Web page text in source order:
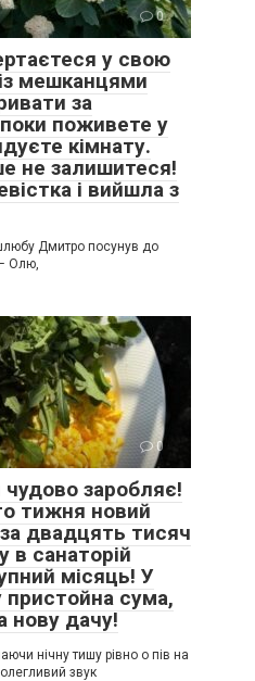
0
у свою
мешканцями
за
поживете у
кімнату.
не залишитеся!
і вийшла з
Дмитро посунув до
Олю,
0
заробляє!
тижня новий
двадцять тисяч
в санаторій
місяць! У
пристойна сума,
нову дачу!
нічну тишу рівно о пів на
звук